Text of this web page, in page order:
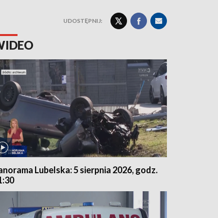
UDOSTĘPNIJ:
Lubelska: 5 sierpnia 2026, godz.